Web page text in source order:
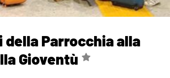
della Parrocchia alla
Gioventù